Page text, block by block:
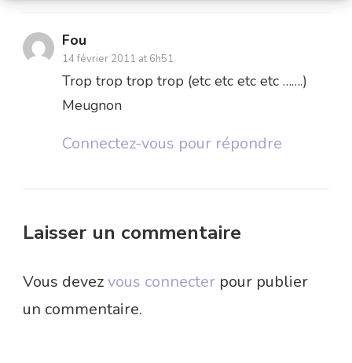
Fou
14 février 2011 at 6h51
Trop trop trop trop (etc etc etc etc …….)
Meugnon
Connectez-vous pour répondre
Laisser un commentaire
Vous devezvous connecter pour publier
un commentaire.